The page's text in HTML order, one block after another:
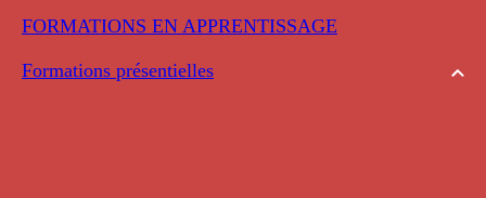
FORMATIONS EN APPRENTISSAGE
Formations présentielles